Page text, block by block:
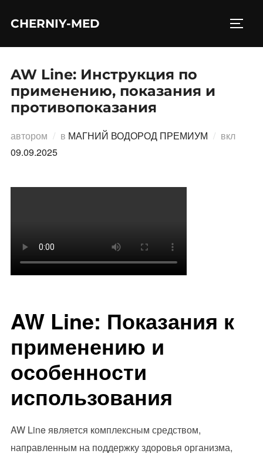
CHERNIY-MED
AW Line: Инструкция по
применению, показания и
противопоказания
автором в МАГНИЙ ВОДОРОД ПРЕМИУМ вкл
09.09.2025
AW Line: Показания к
применению и
особенности
использования
AW Line является комплексным средством,
направленным на поддержку здоровья организма,